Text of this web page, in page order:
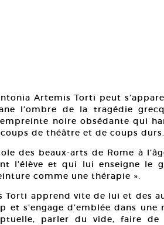
Artemis Torti peut
l’ombre de la tragédie
noire obsédante qui
de théâtre et de coups durs.
des beaux-arts de Rome à
l’élève et qui lui enseigne le
comme une thérapie ».
Torti apprend vite de lui et des
et s’engage d’emblée dans
parler du vide, faire